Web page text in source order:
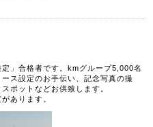
」合格者です。kmグループ5,000名
ス設定のお手伝い、記念写真の撮
ポットなどお供致します。
あります。